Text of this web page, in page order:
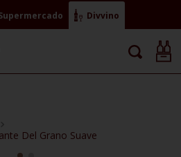
Divvino
Del Grano Suave